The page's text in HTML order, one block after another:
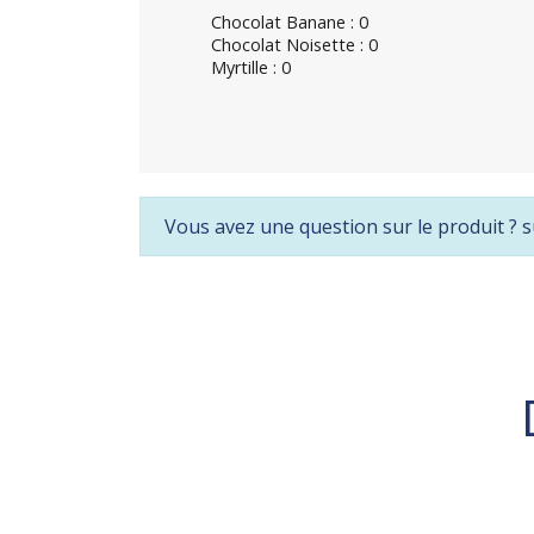
Chocolat Banane : 0
Chocolat Noisette : 0
Myrtille : 0
Vous avez une question sur le produit ?